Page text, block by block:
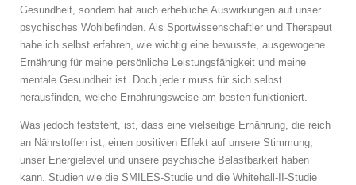
Gesundheit, sondern hat auch erhebliche Auswirkungen auf unser
psychisches Wohlbefinden. Als Sportwissenschaftler und Therapeut
habe ich selbst erfahren, wie wichtig eine bewusste, ausgewogene
Ernährung für meine persönliche Leistungsfähigkeit und meine
mentale Gesundheit ist. Doch jede:r muss für sich selbst
herausfinden, welche Ernährungsweise am besten funktioniert.
Was jedoch feststeht, ist, dass eine vielseitige Ernährung, die reich
an Nährstoffen ist, einen positiven Effekt auf unsere Stimmung,
unser Energielevel und unsere psychische Belastbarkeit haben
kann. Studien wie die SMILES-Studie und die Whitehall-II-Studie